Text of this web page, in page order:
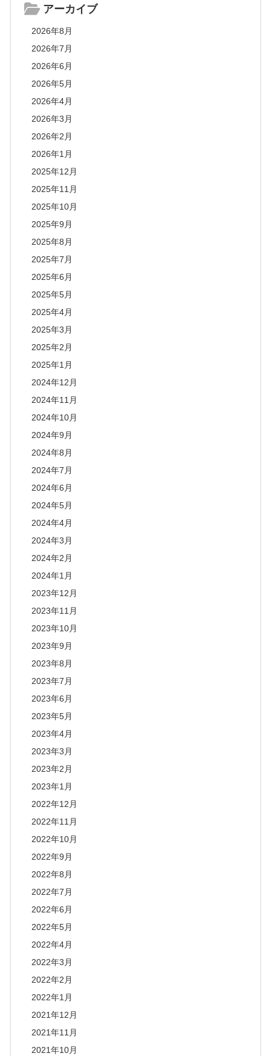
アーカイブ
2026年8月
2026年7月
2026年6月
2026年5月
2026年4月
2026年3月
2026年2月
2026年1月
2025年12月
2025年11月
2025年10月
2025年9月
2025年8月
2025年7月
2025年6月
2025年5月
2025年4月
2025年3月
2025年2月
2025年1月
2024年12月
2024年11月
2024年10月
2024年9月
2024年8月
2024年7月
2024年6月
2024年5月
2024年4月
2024年3月
2024年2月
2024年1月
2023年12月
2023年11月
2023年10月
2023年9月
2023年8月
2023年7月
2023年6月
2023年5月
2023年4月
2023年3月
2023年2月
2023年1月
2022年12月
2022年11月
2022年10月
2022年9月
2022年8月
2022年7月
2022年6月
2022年5月
2022年4月
2022年3月
2022年2月
2022年1月
2021年12月
2021年11月
2021年10月